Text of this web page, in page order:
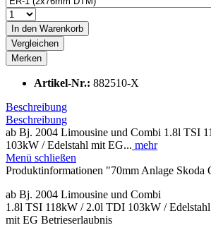
In den Warenkorb
Vergleichen
Merken
Artikel-Nr.: 882510-X
Beschreibung
Beschreibung
ab Bj. 2004 Limousine und Combi 1.8l TSI
103kW / Edelstahl mit EG... mehr
Menü schließen
Produktinformationen "70mm Anlage Skoda
ab Bj. 2004 Limousine und Combi
1.8l TSI 118kW / 2.0l TDI 103kW / Edelstahl
mit EG Betrieserlaubnis